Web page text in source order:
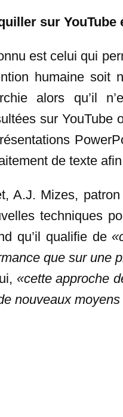
sur YouTube
est celui qui
humaine
alors qu’il
sur
de texte
A.J. Mizes,
techniques
qu’il qualifie de
que sur
«cette approche
nouveaux